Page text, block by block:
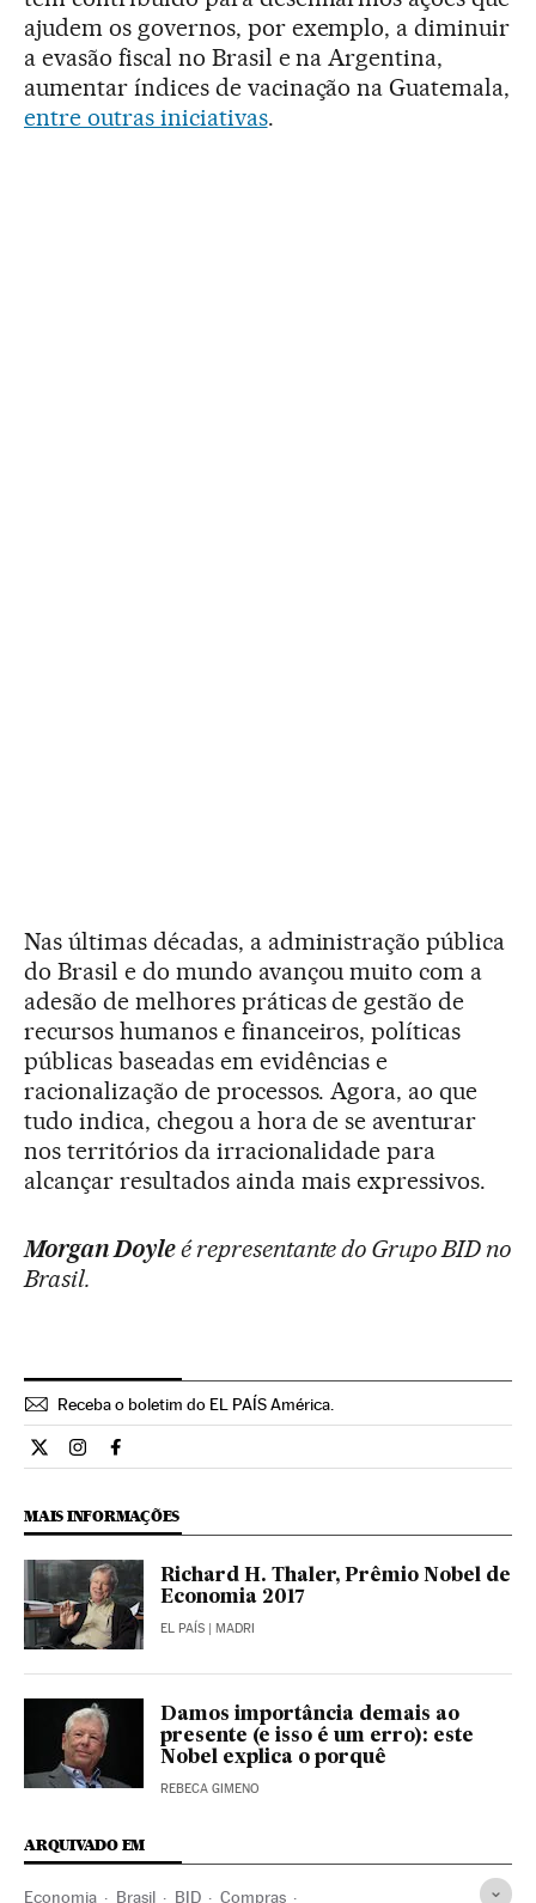
ajudem os governos, por exemplo, a diminuir
a evasão fiscal no Brasil e na Argentina,
aumentar índices de vacinação na Guatemala,
entre outras iniciativas.
Nas últimas décadas, a administração pública
do Brasil e do mundo avançou muito com a
adesão de melhores práticas de gestão de
recursos humanos e financeiros, políticas
públicas baseadas em evidências e
racionalização de processos. Agora, ao que
tudo indica, chegou a hora de se aventurar
nos territórios da irracionalidade para
alcançar resultados ainda mais expressivos.
Morgan Doyleé representante do Grupo BID no
Brasil.
Receba o boletim do EL PAÍS América.
Economia El País Brasil en Twitter
Economia El País Brasil en Instagram
Economia El País Brasil en Facebook
MAIS INFORMAÇÕES
Richard H. Thaler, Prêmio Nobel de
Economia 2017
EL PAÍS | MADRI
Damos importância demais ao
presente (e isso é um erro): este
Nobel explica o porquê
REBECA GIMENO
ARQUIVADO EM
Economia Brasil BID Compras